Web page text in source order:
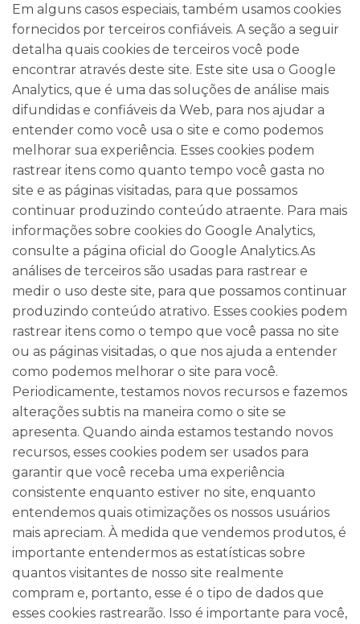
Em alguns casos especiais, também usamos cookies
fornecidos por terceiros confiáveis. A seção a seguir
detalha quais cookies de terceiros você pode
encontrar através deste site. Este site usa o Google
Analytics, que é uma das soluções de análise mais
difundidas e confiáveis da Web, para nos ajudar a
entender como você usa o site e como podemos
melhorar sua experiência. Esses cookies podem
rastrear itens como quanto tempo você gasta no
site e as páginas visitadas, para que possamos
continuar produzindo conteúdo atraente. Para mais
informações sobre cookies do Google Analytics,
consulte a página oficial do Google Analytics.As
análises de terceiros são usadas para rastrear e
medir o uso deste site, para que possamos continuar
produzindo conteúdo atrativo. Esses cookies podem
rastrear itens como o tempo que você passa no site
ou as páginas visitadas, o que nos ajuda a entender
como podemos melhorar o site para você.
Periodicamente, testamos novos recursos e fazemos
alterações subtis na maneira como o site se
apresenta. Quando ainda estamos testando novos
recursos, esses cookies podem ser usados para
garantir que você receba uma experiência
consistente enquanto estiver no site, enquanto
entendemos quais otimizações os nossos usuários
mais apreciam. À medida que vendemos produtos, é
importante entendermos as estatísticas sobre
quantos visitantes de nosso site realmente
compram e, portanto, esse é o tipo de dados que
esses cookies rastrearão. Isso é importante para você,